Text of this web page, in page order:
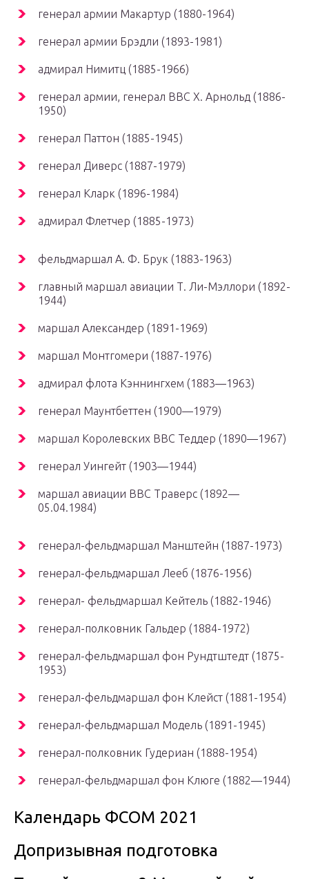
генерал армии Макартур (1880-1964)
генерал армии Брэдли (1893-1981)
адмирал Нимитц (1885-1966)
генерал армии, генерал ВВС Х. Арнольд (1886-
1950)
генерал Паттон (1885-1945)
генерал Диверс (1887-1979)
генерал Кларк (1896-1984)
адмирал Флетчер (1885-1973)
фельдмаршал А. Ф. Брук (1883-1963)
главный маршал авиации Т. Ли-Мэллори (1892-
1944)
маршал Александер (1891-1969)
маршал Монтгомери (1887-1976)
адмирал флота Кэннингхем (1883—1963)
генерал Маунтбеттен (1900—1979)
маршал Королевских ВВС Теддер (1890—1967)
генерал Уингейт (1903—1944)
маршал авиации ВВС Траверс (1892—
05.04.1984)
генерал-фельдмаршал Манштейн (1887-1973)
генерал-фельдмаршал Лееб (1876-1956)
генерал- фельдмаршал Кейтель (1882-1946)
генерал-полковник Гальдер (1884-1972)
генерал-фельдмаршал фон Рундтштедт (1875-
1953)
генерал-фельдмаршал фон Клейст (1881-1954)
генерал-фельдмаршал Модель (1891-1945)
генерал-полковник Гудериан (1888-1954)
генерал-фельдмаршал фон Клюге (1882—1944)
Календарь ФСОМ 2021
Допризывная подготовка